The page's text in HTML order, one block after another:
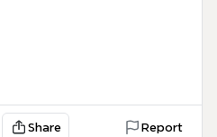
Share Report